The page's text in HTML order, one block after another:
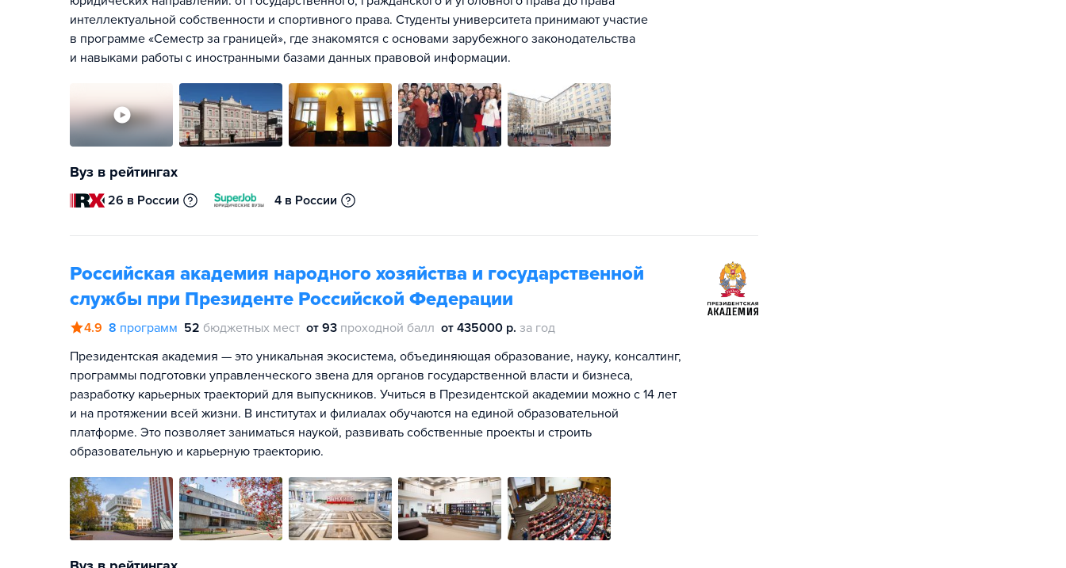
интеллектуальной собственности и спортивного права. Студенты университета принимают участие
в программе «Семестр за границей», где знакомятся с основами зарубежного законодательства
и навыками работы с иностранными базами данных правовой информации.
Вуз в рейтингах
26 в России 4 в России
Российская академия народного хозяйства и государственной
службы при Президенте Российской Федерации
4.9 8 программ 52 бюджетных мест от 93 проходной балл от 435000 р. за год
Президентская академия — это уникальная экосистема, объединяющая образование, науку, консалтинг,
программы подготовки управленческого звена для органов государственной власти и бизнеса,
разработку карьерных траекторий для выпускников. Учиться в Президентской академии можно с 14 лет
и на протяжении всей жизни. В институтах и филиалах обучаются на единой образовательной
платформе. Это позволяет заниматься наукой, развивать собственные проекты и строить
образовательную и карьерную траекторию.